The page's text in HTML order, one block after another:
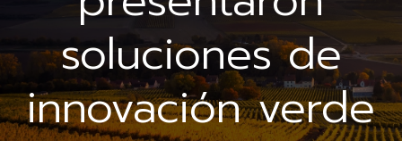
soluciones de
innovación verde